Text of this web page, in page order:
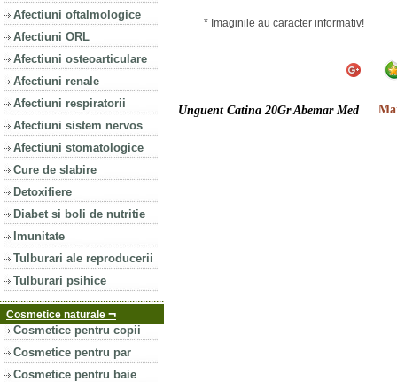
Afectiuni oftalmologice
Afectiuni ORL
Afectiuni osteoarticulare
Afectiuni renale
Afectiuni respiratorii
Afectiuni sistem nervos
Afectiuni stomatologice
Cure de slabire
Detoxifiere
Diabet si boli de nutritie
Imunitate
Tulburari ale reproducerii
Tulburari psihice
Cosmetice naturale ¬
Cosmetice pentru copii
Cosmetice pentru par
Cosmetice pentru baie
* Imaginile au caracter informativ!
Unguent Catina 20Gr Abemar Med